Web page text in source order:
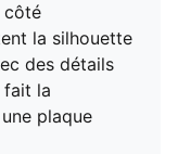
côté
la silhouette
des détails
fait la
plaque